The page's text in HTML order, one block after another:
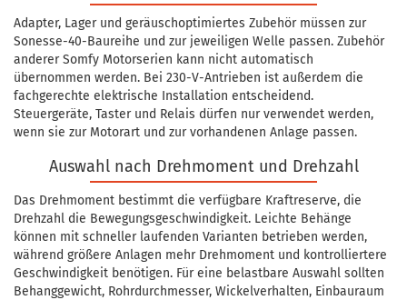
Adapter, Lager und geräuschoptimiertes Zubehör müssen zur
Sonesse-40-Baureihe und zur jeweiligen Welle passen. Zubehör
anderer Somfy Motorserien kann nicht automatisch
übernommen werden. Bei 230-V-Antrieben ist außerdem die
fachgerechte elektrische Installation entscheidend.
Steuergeräte, Taster und Relais dürfen nur verwendet werden,
wenn sie zur Motorart und zur vorhandenen Anlage passen.
Auswahl nach Drehmoment und Drehzahl
Das Drehmoment bestimmt die verfügbare Kraftreserve, die
Drehzahl die Bewegungsgeschwindigkeit. Leichte Behänge
können mit schneller laufenden Varianten betrieben werden,
während größere Anlagen mehr Drehmoment und kontrolliertere
Geschwindigkeit benötigen. Für eine belastbare Auswahl sollten
Behanggewicht, Rohrdurchmesser, Wickelverhalten, Einbauraum